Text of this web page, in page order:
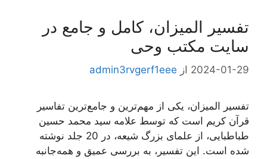
تفسیر المیزان، کامل و جامع در
سایت مکتب وحی
2024-01-29 از admin3rvgerf1eee
تفسیر المیزان، یکی از مهم‌ترین و جامع‌ترین تفاسیر
قرآن کریم است که توسط علامه سید محمد حسین
طباطبایی، از علمای بزرگ شیعه، در 20 جلد نوشته
شده است. این تفسیر، به بررسی عمیق و همه‌جانبه